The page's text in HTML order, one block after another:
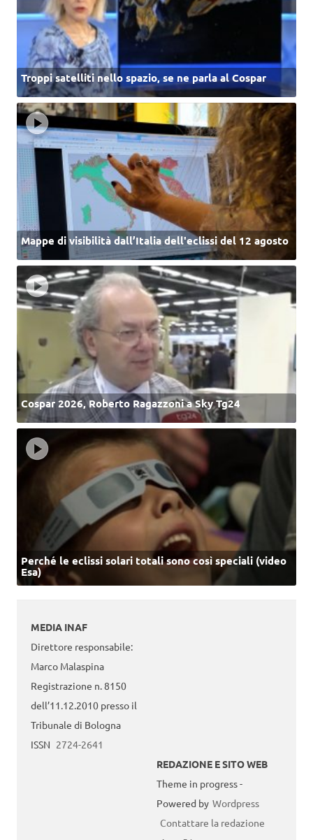
Troppi satelliti nello spazio, se ne parla al Cospar
Mappe di visibilità dall’Italia dell'eclissi del 12 agosto
Cospar 2026, Roberto Ragazzoni a Sky Tg24
Perché le eclissi solari totali sono così speciali (video
Esa)
MEDIA INAF
Direttore responsabile:
Marco Malaspina
Registrazione n. 8150
dell’11.12.2010 presso il
Tribunale di Bologna
ISSN 2724-2641
REDAZIONE E SITO WEB
Theme in progress -
Powered by Wordpress
Contattare la redazione